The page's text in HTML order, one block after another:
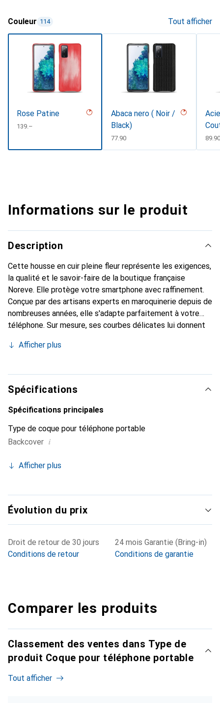
Couleur 114 Tout afficher
Rose Patine
CHF
139.–
Abaca nero ( Noir /
Black)
CHF
77.90 CHF
89.90
Informations sur le produit
Description
Cette housse en cuir pleine fleur représente les exigences,
la qualité et le savoir-faire de la boutique française
Noreve. Elle protège votre smartphone avec raffinement.
Conçue par des artisans experts en maroquinerie depuis de
nombreuses années, elle s'adapte parfaitement à votre
téléphone. Sur mesure, ses courbes délicates lui donnent
chic et essentiel de votre smartphone. Reconnaissante à
marque Noreve est un choix sûr pour une clientèle
exigeante.
Afficher plus
Spécifications
Spécifications principales
Type de coque pour téléphone portable
Backcover i
Afficher plus
Évolution du prix
Droit de retour de 30 jours
Conditions de retour
24 mois Garantie (Bring-in)
Conditions de garantie
Comparer les produits
Classement des ventes dans Type de
produit Coque pour téléphone portable
Tout afficher